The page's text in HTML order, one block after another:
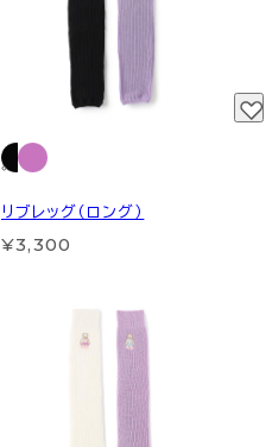
リブレッグ（ロング）
¥3,300